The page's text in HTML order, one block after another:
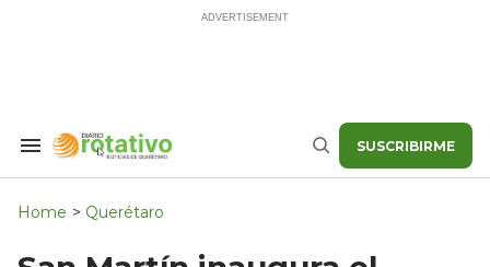
Search
Navigation
Buscar SUSCRIBIRME
Home > Querétaro